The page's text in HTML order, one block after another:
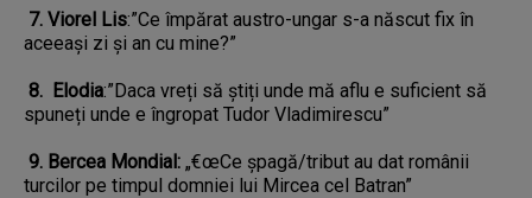
7. Viorel Lis:”Ce împărat austro-ungar s-a născut fix în
aceeași zi și an cu mine?”
8. Elodia:”Daca vreți să știți unde mă aflu e suficient să
spuneți unde e îngropat Tudor Vladimirescu”
9. Bercea Mondial: „€œCe șpagă/tribut au dat românii
turcilor pe timpul domniei lui Mircea cel Batran”